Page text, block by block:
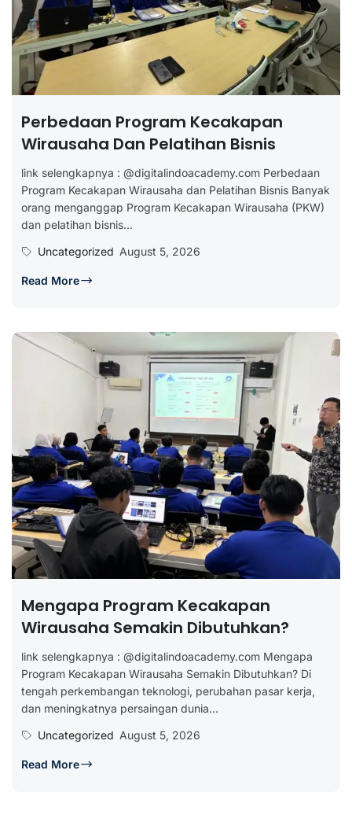
Perbedaan Program Kecakapan
Wirausaha Dan Pelatihan Bisnis
link selengkapnya : @digitalindoacademy.com Perbedaan
Program Kecakapan Wirausaha dan Pelatihan Bisnis Banyak
orang menganggap Program Kecakapan Wirausaha (PKW)
dan pelatihan bisnis...
Uncategorized August 5, 2026
Read More
Mengapa Program Kecakapan
Wirausaha Semakin Dibutuhkan?
link selengkapnya : @digitalindoacademy.com Mengapa
Program Kecakapan Wirausaha Semakin Dibutuhkan? Di
tengah perkembangan teknologi, perubahan pasar kerja,
dan meningkatnya persaingan dunia...
Uncategorized August 5, 2026
Read More